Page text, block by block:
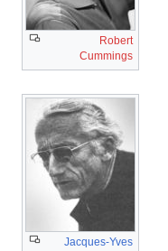
Robert
Cummings
Jacques-Yves